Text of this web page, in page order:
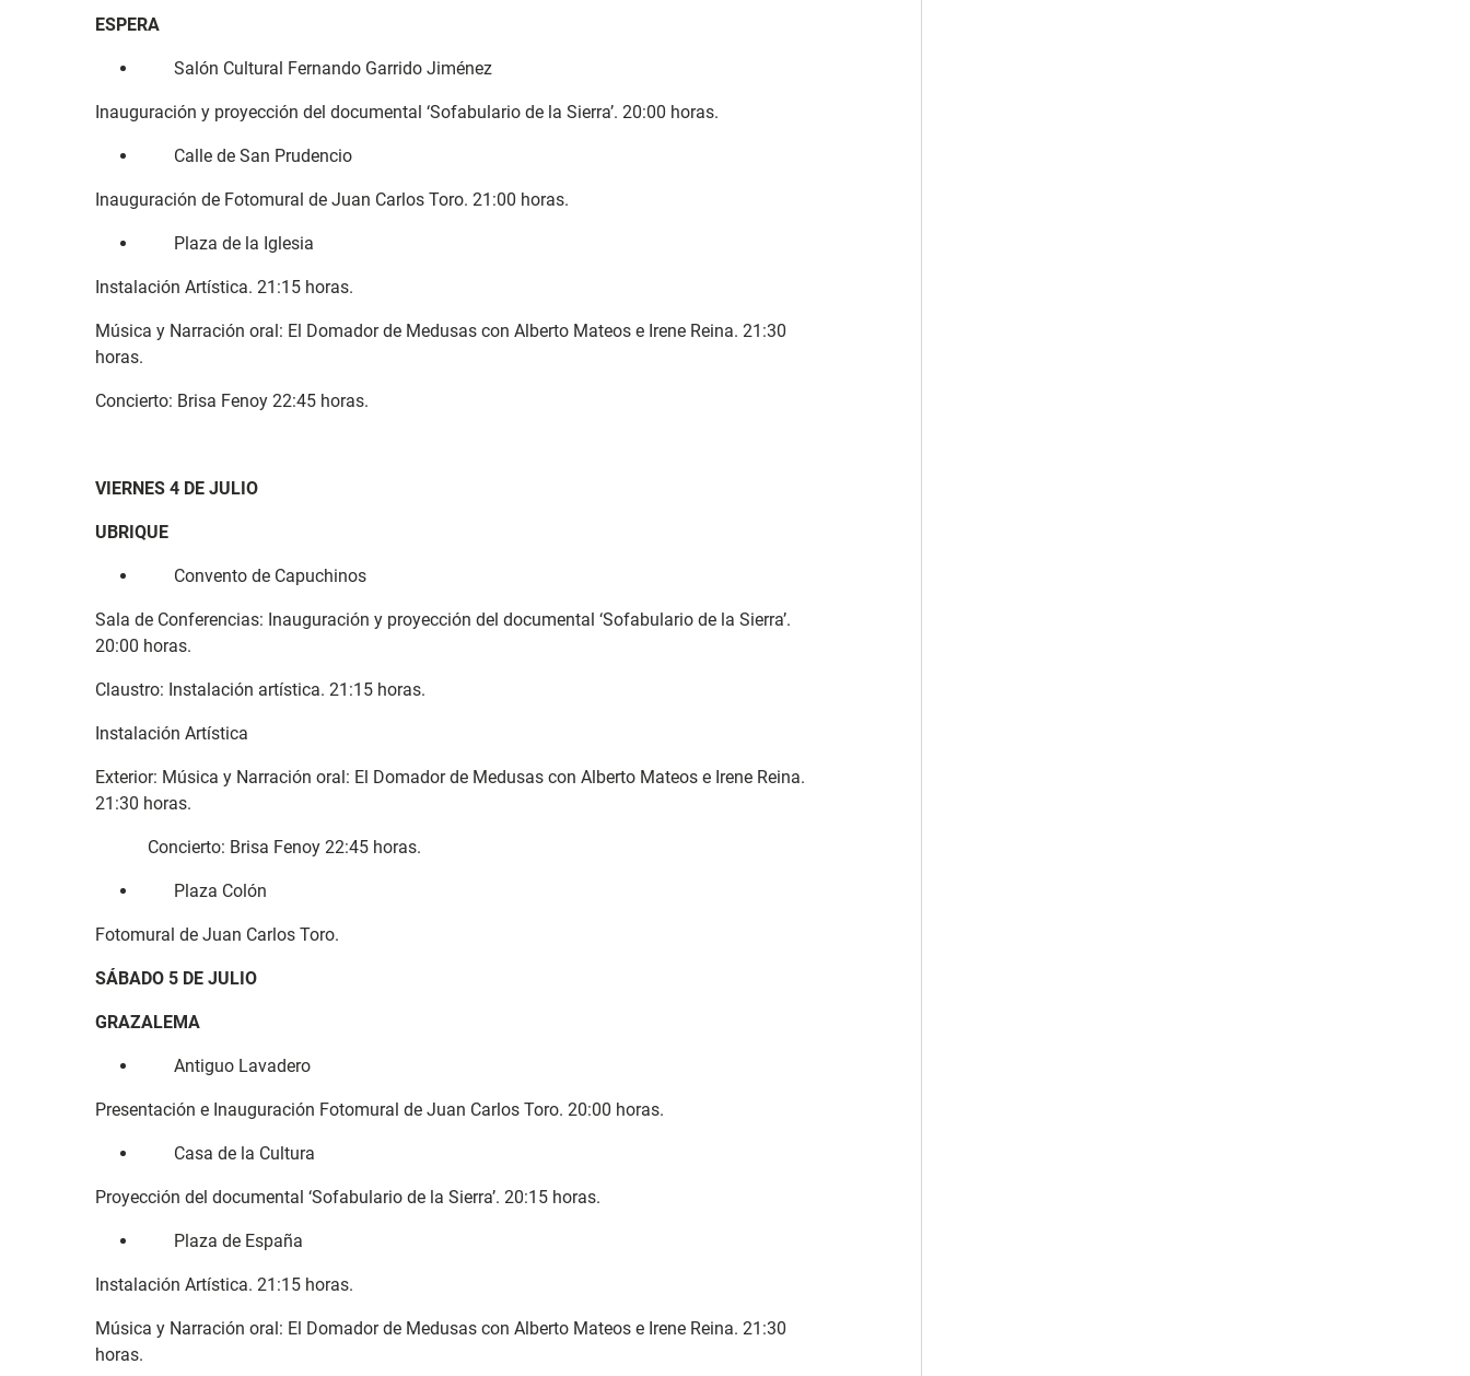
ESPERA
Salón Cultural Fernando Garrido Jiménez
Inauguración y proyección del documental ‘Sofabulario de la Sierra’. 20:00 horas.
Calle de San Prudencio
Inauguración de Fotomural de Juan Carlos Toro. 21:00 horas.
Plaza de la Iglesia
Instalación Artística. 21:15 horas.
Música y Narración oral: El Domador de Medusas con Alberto Mateos e Irene Reina. 21:30
horas.
Concierto: Brisa Fenoy 22:45 horas.
VIERNES 4 DE JULIO
UBRIQUE
Convento de Capuchinos
Sala de Conferencias: Inauguración y proyección del documental ‘Sofabulario de la Sierra’.
20:00 horas.
Claustro: Instalación artística. 21:15 horas.
Instalación Artística
Exterior: Música y Narración oral: El Domador de Medusas con Alberto Mateos e Irene Reina.
21:30 horas.
Concierto: Brisa Fenoy 22:45 horas.
Plaza Colón
Fotomural de Juan Carlos Toro.
SÁBADO 5 DE JULIO
GRAZALEMA
Antiguo Lavadero
Presentación e Inauguración Fotomural de Juan Carlos Toro. 20:00 horas.
Casa de la Cultura
Proyección del documental ‘Sofabulario de la Sierra’. 20:15 horas.
Plaza de España
Instalación Artística. 21:15 horas.
Música y Narración oral: El Domador de Medusas con Alberto Mateos e Irene Reina. 21:30
horas.